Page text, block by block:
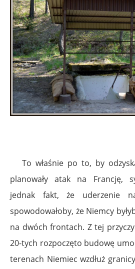
To właśnie po to, by
planowały atak na Francję,
jednak fakt, że uderzenie
spowodowałoby, że Niemcy
na dwóch frontach. Z tej
20-tych rozpoczęto budowę
terenach Niemiec wzdłuż